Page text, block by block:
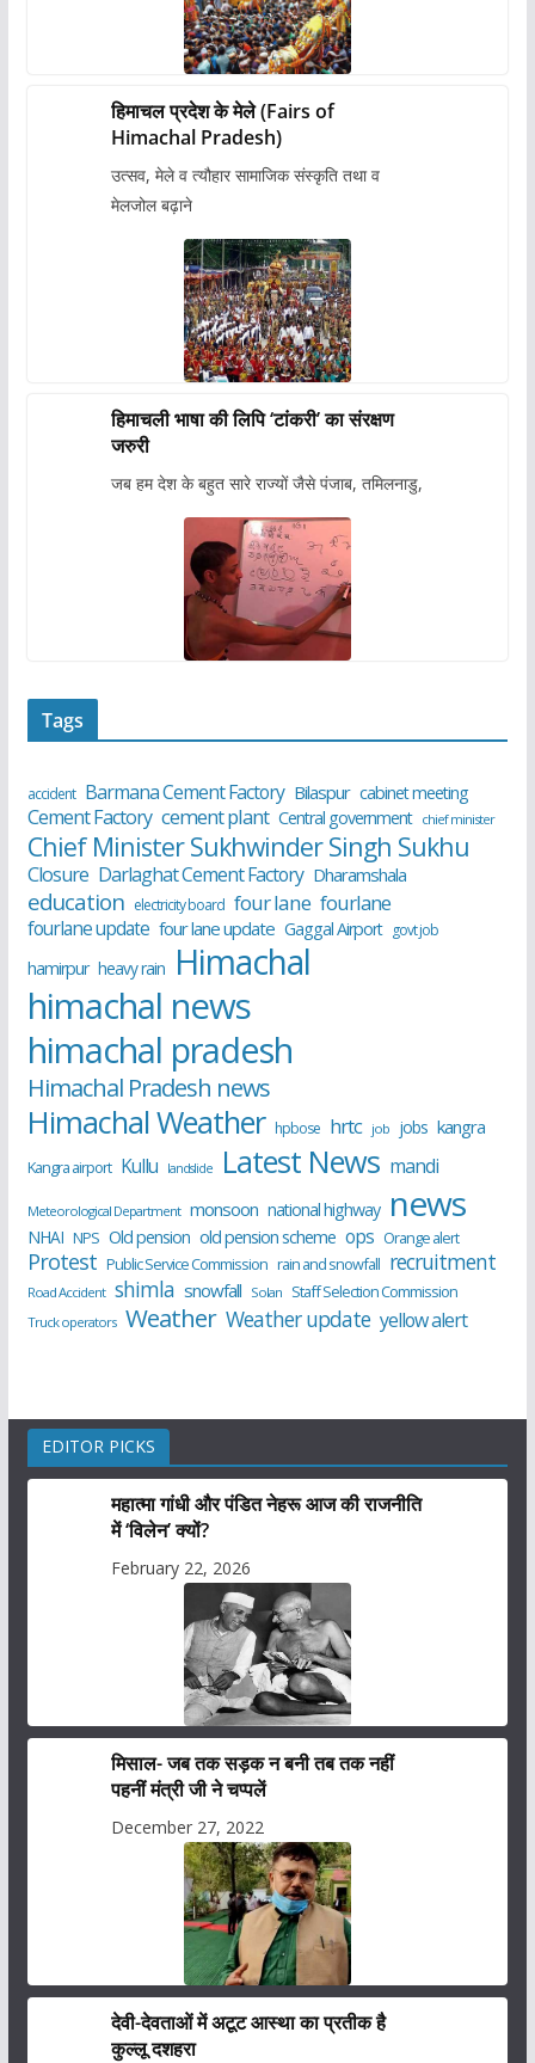
हिमाचल प्रदेश के मेले (Fairs of
Himachal Pradesh)
उत्सव, मेले व त्यौहार सामाजिक संस्कृति तथा व
मेलजोल बढ़ाने
हिमाचली भाषा की लिपि ‘टांकरी’ का संरक्षण
जरुरी
जब हम देश के बहुत सारे राज्यों जैसे पंजाब, तमिलनाडु,
Tags
accident Barmana Cement Factory Bilaspur cabinet meeting
Cement Factory cement plant Central government chief minister
Chief Minister Sukhwinder Singh Sukhu
Closure Darlaghat Cement Factory Dharamshala
education electricity board four lane fourlane
fourlane update four lane update Gaggal Airport govt job
hamirpur heavy rain Himachal
himachal news
himachal pradesh
Himachal Pradesh news
Himachal Weather hpbose hrtc job jobs kangra
Kangra airport Kullu landslide Latest News mandi
Meteorological Department monsoon national highway news
NHAI NPS Old pension old pension scheme ops Orange alert
Protest Public Service Commission rain and snowfall recruitment
Road Accident shimla snowfall Solan Staff Selection Commission
Truck operators Weather Weather update yellow alert
EDITOR PICKS
महात्मा गांधी और पंडित नेहरू आज की राजनीति
में ‘विलेन’ क्यों?
February 22, 2026
मिसाल- जब तक सड़क न बनी तब तक नहीं
पहनीं मंत्री जी ने चप्पलें
December 27, 2022
देवी-देवताओं में अटूट आस्था का प्रतीक है
कुल्लू दशहरा